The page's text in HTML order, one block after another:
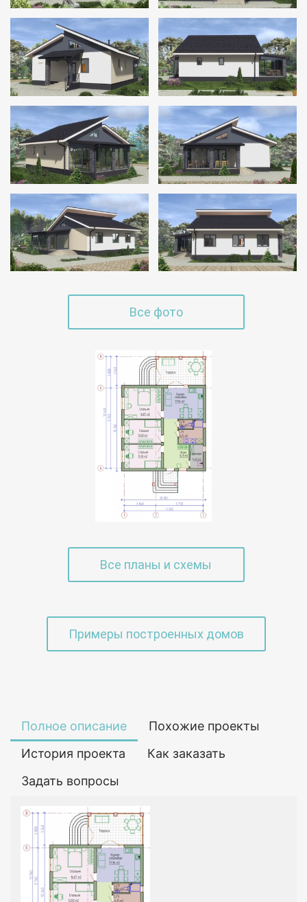
Все фото
Все планы и схемы
Примеры построенных домов
Полное описание
Похожие проекты
История проекта
Как заказать
Задать вопросы